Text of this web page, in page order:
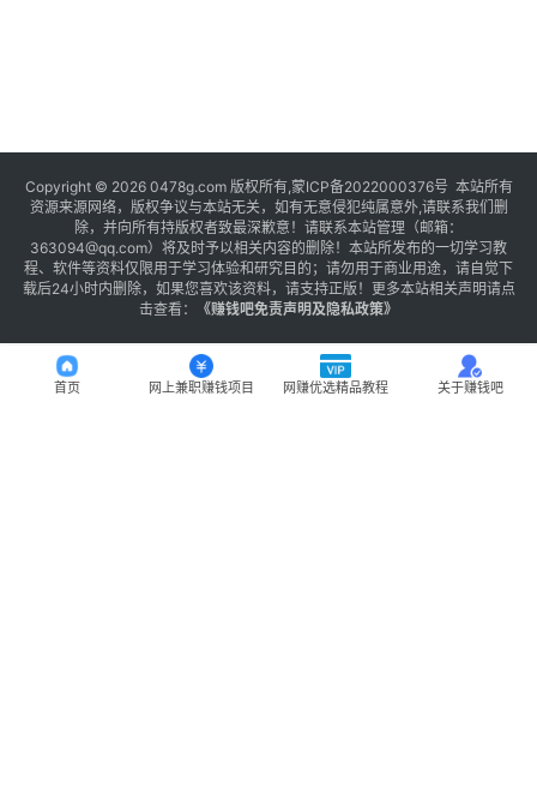
Copyright © 2026 0478g.com 版权所有,蒙ICP备2022000376号 本站所有
资源来源网络，版权争议与本站无关，如有无意侵犯纯属意外,请联系我们删
除，并向所有持版权者致最深歉意！请联系本站管理（邮箱：
363094@qq.com）将及时予以相关内容的删除！本站所发布的一切学习教
程、软件等资料仅限用于学习体验和研究目的；请勿用于商业用途，请自觉下
载后24小时内删除，如果您喜欢该资料，请支持正版！更多本站相关声明请点
击查看：
《赚钱吧免责声明及隐私政策》
首页 网上兼职赚钱项目 网赚优选精品教程 关于赚钱吧